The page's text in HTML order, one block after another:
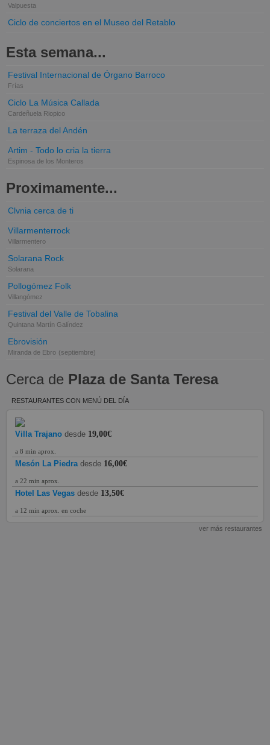
Valpuesta
Ciclo de conciertos en el Museo del Retablo
Esta semana...
Festival Internacional de Órgano Barroco
Frías
Ciclo La Música Callada
Cardeñuela Riopico
La terraza del Andén
Artim - Todo lo cria la tierra
Espinosa de los Monteros
Proximamente...
Clvnia cerca de ti
Villarmenterrock
Villarmentero
Solarana Rock
Solarana
Pollogómez Folk
Villangómez
Festival del Valle de Tobalina
Quintana Martín Galíndez
Ebrovisión
Miranda de Ebro (septiembre)
Cerca de Plaza de Santa Teresa
RESTAURANTES CON MENÚ DEL DÍA
Villa Trajano desde 19,00€
a 8 min aprox.
Mesón La Piedra desde 16,00€
a 22 min aprox.
Hotel Las Vegas desde 13,50€
a 12 min aprox. en coche
ver más restaurantes